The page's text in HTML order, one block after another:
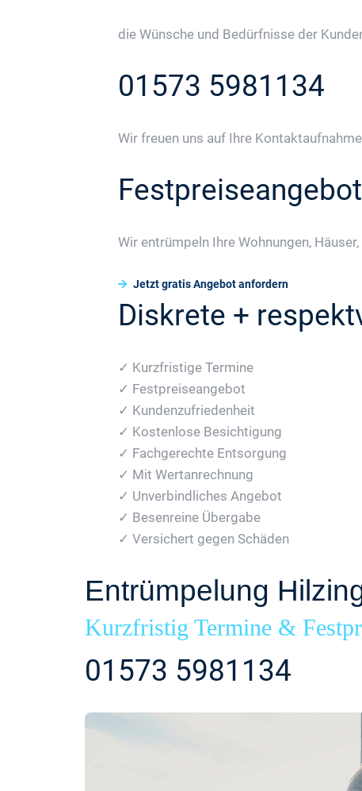
die Wünsche und Bedürfnisse der
01573 5981134
Wir freuen uns auf Ihre
Festpreiseangebot
Wir entrümpeln Ihre Wohnungen,
Jetzt gratis Angebot anfordern
Diskrete +
✓ Kurzfristige Termine
✓ Festpreiseangebot
✓ Kundenzufriedenheit
✓ Kostenlose Besichtigung
✓ Fachgerechte Entsorgung
✓ Mit Wertanrechnung
✓ Unverbindliches Angebot
✓ Besenreine Übergabe
✓ Versichert gegen Schäden
Entrümpelung
Kurzfristig Termine &
01573 5981134